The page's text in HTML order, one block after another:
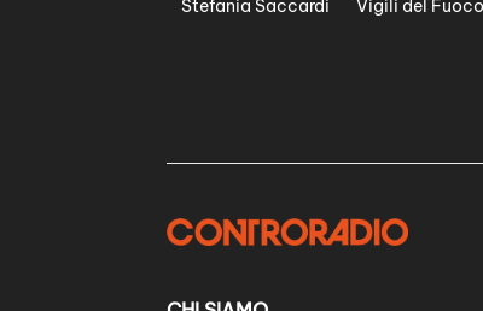
Stefania Saccardi
Vigili del Fuoco